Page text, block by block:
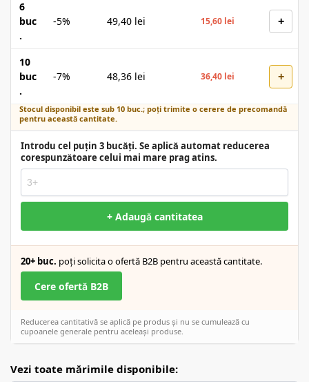
6
buc
.
-5% 49,40 lei 15,60 lei +
10
buc
.
-7% 48,36 lei 36,40 lei +
Stocul disponibil este sub 10 buc.; poți trimite o cerere de precomandă
pentru această cantitate.
Introdu cel puțin 3 bucăți. Se aplică automat reducerea
corespunzătoare celui mai mare prag atins.
+ Adaugă cantitatea
20+ buc. poți solicita o ofertă B2B pentru această cantitate.
Cere ofertă B2B
Reducerea cantitativă se aplică pe produs și nu se cumulează cu
cupoanele generale pentru aceleași produse.
Vezi toate mărimile disponibile: